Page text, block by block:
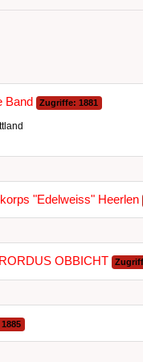
Band Zugriffe: 1881
"Edelweiss" Heerlen
OBBICHT